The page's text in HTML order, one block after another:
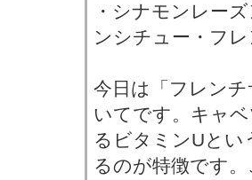
・シナモンレー
ンシチュー・フ
今日は「フレン
いてです。キャ
るビタミンUとい
るのが特徴です